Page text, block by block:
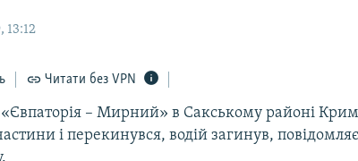
13:12
Читати без VPN
«Євпаторія – Мирний» в Сакському районі
і перекинувся, водій загинув,